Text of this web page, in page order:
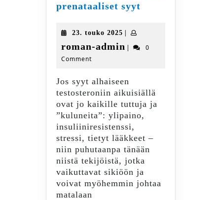
prenataaliset syytMatalan
23. touko 202523.
|
roman-admin roman-
|
0
Comment
Jos syyt alhaiseen
testosteroniin aikuisiällä
ovat jo kaikille tuttuja ja
”kuluneita”: ylipaino,
insuliiniresistenssi,
stressi, tietyt lääkkeet –
niin puhutaanpa tänään
niistä tekijöistä, jotka
vaikuttavat sikiöön ja
voivat myöhemmin johtaa
matalaan